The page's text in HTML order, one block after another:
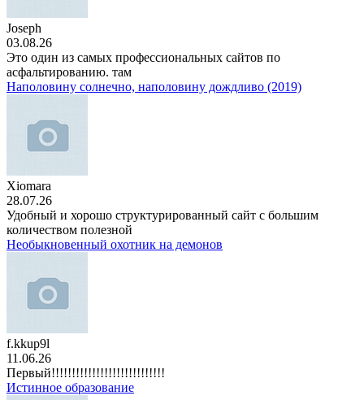
Joseph
03.08.26
Это один из самых профессиональных сайтов по
асфальтированию. там
Наполовину солнечно, наполовину дождливо (2019)
Xiomara
28.07.26
Удобный и хорошо структурированный сайт с большим
количеством полезной
Необыкновенный охотник на демонов
f.kkup9l
11.06.26
Первый!!!!!!!!!!!!!!!!!!!!!!!!!!!!
Истинное образование